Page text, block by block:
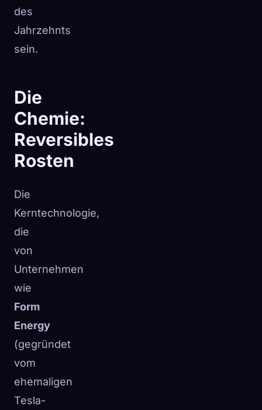
des
Jahrzehnts
sein.
Die
Chemie:
Reversibles
Rosten
Die
Kerntechnologie,
die
von
Unternehmen
wie
Form
Energy
(gegründet
vom
ehemaligen
Tesla-